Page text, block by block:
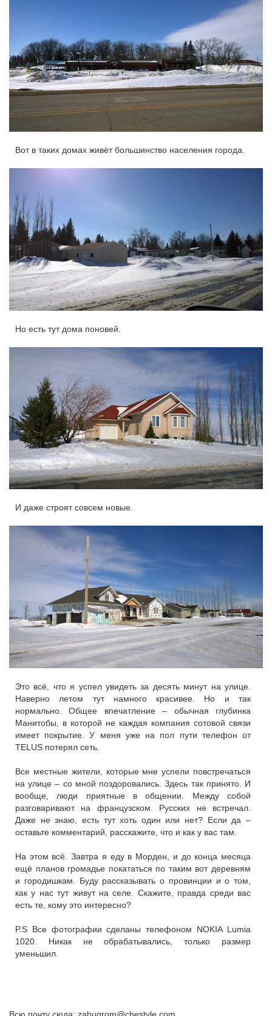
Вот в таких домах живёт большинство населения города.
Но есть тут дома поновей.
И даже строят совсем новые.
Это всё, что я успел увидеть за десять минут на улице.
Наверно летом тут намного красивее. Но и так
нормально. Общее впечатление – обычная глубинка
Манитобы, в которой не каждая компания сотовой связи
имеет покрытие. У меня уже на пол пути телефон от
TELUS потерял сеть.
Все местные жители, которые мне успели повстречаться
на улице – со мной поздоровались. Здесь так принято. И
вообще, люди приятные в общении. Между собой
разговаривают на французском. Русских не встречал.
Даже не знаю, есть тут хоть один или нет? Если да –
оставьте комментарий, расскажите, что и как у вас там.
На этом всё. Завтра я еду в Морден, и до конца месяца
ещё планов громадье покататься по таким вот деревням
и городишкам. Буду рассказывать о провинции и о том,
как у нас тут живут на селе. Скажите, правда среди вас
есть те, кому это интересно?
P.S Все фотографии сделаны телефоном NOKIA Lumia
1020. Никак не обрабатывались, только размер
уменьшил.